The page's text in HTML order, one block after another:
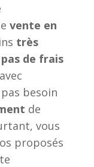
vente en
très
pas de frais
besoin
de
vous
proposés